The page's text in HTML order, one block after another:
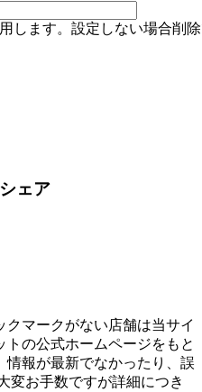
します。設定しない場合削
ェア
クマークがない店舗は当サイ
トの公式ホームページをもと
情報が最新でなかったり、誤
変お手数ですが詳細につき